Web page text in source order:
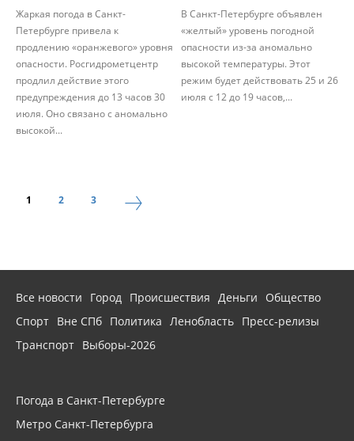
Жаркая погода в Санкт-
Петербурге привела к
продлению «оранжевого» уровня
опасности. Росгидрометцентр
продлил действие этого
предупреждения до 13 часов 30
июля. Оно связано с аномально
высокой...
В Санкт-Петербурге объявлен
«желтый» уровень погодной
опасности из-за аномально
высокой температуры. Этот
режим будет действовать 25 и 26
июля с 12 до 19 часов,...
1 2 3
Все новости Город Происшествия Деньги
Общество
Спорт Вне СПб Политика Ленобласть Пресс-релизы
Транспорт Выборы-2026
Погода в Санкт-Петербурге
Метро Санкт-Петербурга